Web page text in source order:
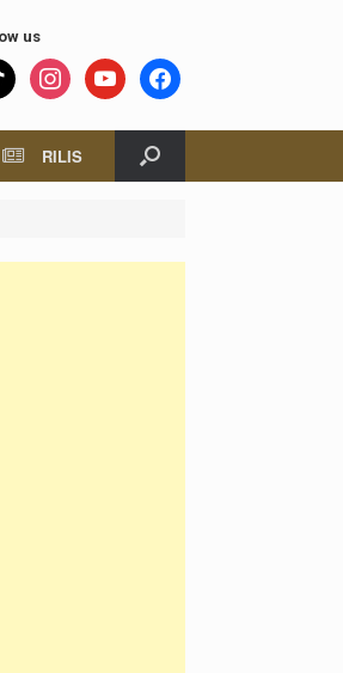
us
instagramyoutube facebook
RILIS